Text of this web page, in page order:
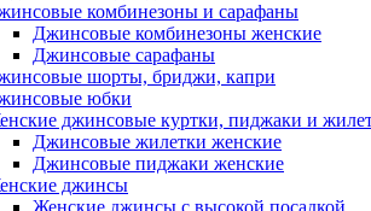
комбинезоны и сарафаны
Джинсовые комбинезоны женские
Джинсовые сарафаны
шорты, бриджи, капри
юбки
джинсовые куртки, пиджаки и
Джинсовые жилетки женские
Джинсовые пиджаки женские
джинсы
Женские джинсы с высокой посадкой